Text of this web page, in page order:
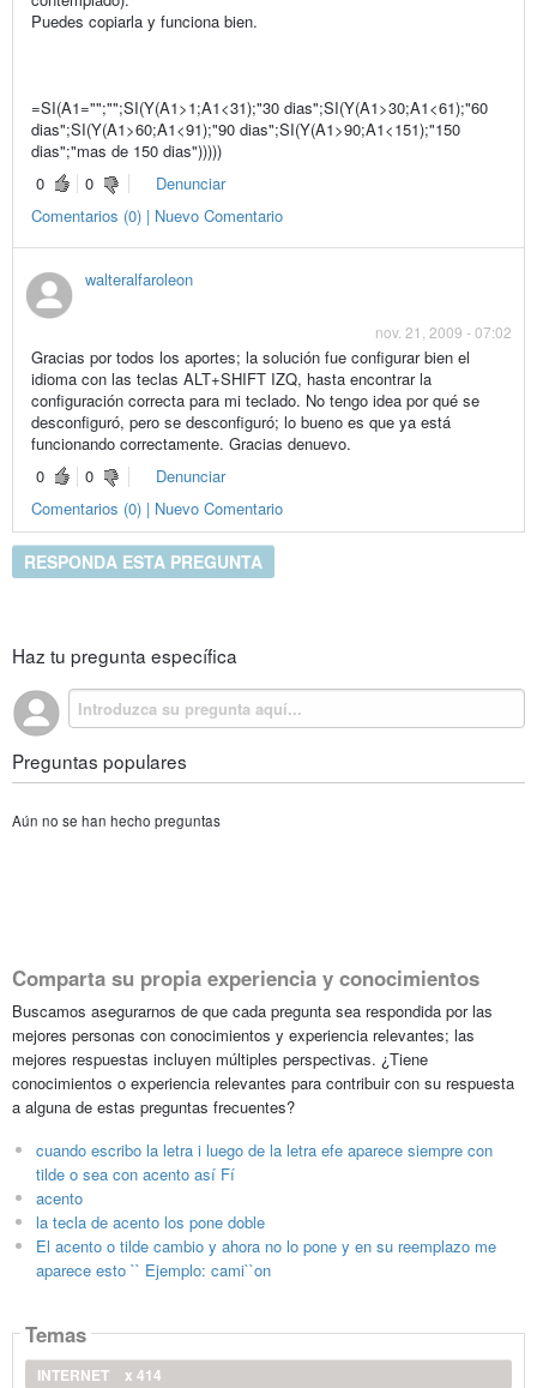
Puedes copiarla y funciona bien.
=SI(A1="";"";SI(Y(A1>1;A1<31);"30 dias";SI(Y(A1>30;A1<61);"60
dias";SI(Y(A1>60;A1<91);"90 dias";SI(Y(A1>90;A1<151);"150
dias";"mas de 150 dias")))))
0
0
Denunciar
Comentarios (0) | Nuevo Comentario
walteralfaroleon
nov. 21, 2009 - 07:02
Gracias por todos los aportes; la solución fue configurar bien el
idioma con las teclas ALT+SHIFT IZQ, hasta encontrar la
configuración correcta para mi teclado. No tengo idea por qué se
desconfiguró, pero se desconfiguró; lo bueno es que ya está
funcionando correctamente. Gracias denuevo.
0
0
Denunciar
Comentarios (0) | Nuevo Comentario
RESPONDA ESTA PREGUNTA
Haz tu pregunta específica
Preguntas populares
Aún no se han hecho preguntas
Comparta su propia experiencia y conocimientos
Buscamos asegurarnos de que cada pregunta sea respondida por las
mejores personas con conocimientos y experiencia relevantes; las
mejores respuestas incluyen múltiples perspectivas. ¿Tiene
conocimientos o experiencia relevantes para contribuir con su respuesta
a alguna de estas preguntas frecuentes?
cuando escribo la letra i luego de la letra efe aparece siempre con
tilde o sea con acento así Fí
acento
la tecla de acento los pone doble
El acento o tilde cambio y ahora no lo pone y en su reemplazo me
aparece esto `` Ejemplo: cami``on
Temas
INTERNET
x 414